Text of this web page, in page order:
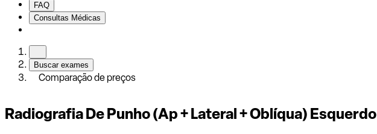
FAQ
Consultas Médicas
Buscar exames
Comparação de preços
Radiografia De Punho (Ap + Lateral + Oblíqua) Esquerdo